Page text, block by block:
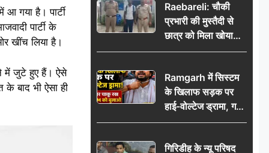
आ गया है। पार्टी
पार्टी के
खींच लिया है।
में जुटे हुए हैं। ऐसे
के बाद भी ऐसा ही
Raebareli: चौकी
प्रभारी की मुस्तैदी से
छात्र को मिला खोया
बैग, जरूरी दस्तावेज
पुलिस टीम का जताया
आभार
Ramgarh में सिस्टम
के खिलाफ सड़क पर
हाई-वोल्टेज ड्रामा, गर्दन
पर चाकू रख बोला- CM
वायरल
गिरिडीह के न्यू परिषद